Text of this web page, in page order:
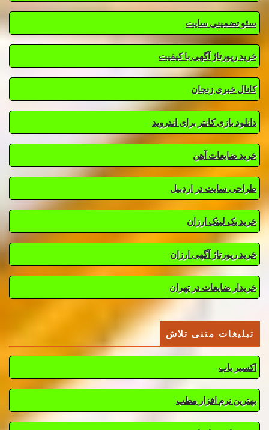
سئو تضمینی سایت
خرید رپورتاژ آگهی با کیفیت
کانال خبری زنجان
دانلود بازی کانتر برای اندروید
خرید ضایعات آهن
طراحی سایت در اردبیل
خرید بک لینک ارزان
خرید رپورتاژ آگهی ارزان
خریدار ضایعات در تهران
تبلیغات متنی تلاش
اکسیر یاب
بهترین نرم افزار مطب